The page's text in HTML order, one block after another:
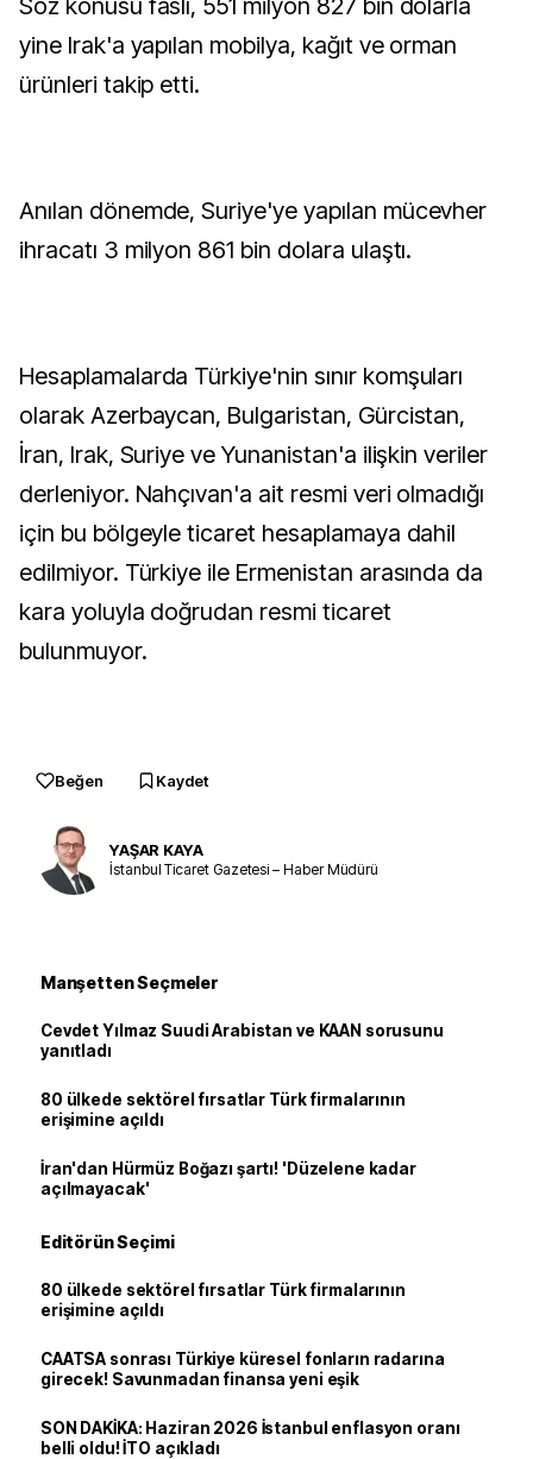
Söz konusu faslı, 551 milyon 827 bin dolarla
yine Irak'a yapılan mobilya, kağıt ve orman
ürünleri takip etti.
Anılan dönemde, Suriye'ye yapılan mücevher
ihracatı 3 milyon 861 bin dolara ulaştı.
Hesaplamalarda Türkiye'nin sınır komşuları
olarak Azerbaycan, Bulgaristan, Gürcistan,
İran, Irak, Suriye ve Yunanistan'a ilişkin veriler
derleniyor. Nahçıvan'a ait resmi veri olmadığı
için bu bölgeyle ticaret hesaplamaya dahil
edilmiyor. Türkiye ile Ermenistan arasında da
kara yoluyla doğrudan resmi ticaret
bulunmuyor.
Beğen Kaydet
YAŞAR KAYA
İstanbul Ticaret Gazetesi – Haber Müdürü
Manşetten Seçmeler
Cevdet Yılmaz Suudi Arabistan ve KAAN sorusunu
yanıtladı
80 ülkede sektörel fırsatlar Türk firmalarının
erişimine açıldı
İran'dan Hürmüz Boğazı şartı! 'Düzelene kadar
açılmayacak'
Editörün Seçimi
80 ülkede sektörel fırsatlar Türk firmalarının
erişimine açıldı
CAATSA sonrası Türkiye küresel fonların radarına
girecek! Savunmadan finansa yeni eşik
SON DAKİKA: Haziran 2026 İstanbul enflasyon oranı
belli oldu! İTO açıkladı